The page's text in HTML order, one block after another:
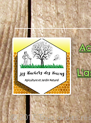
© 2017 Tous droits